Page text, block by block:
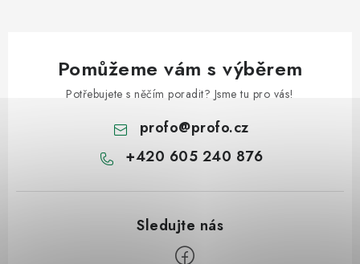
Pomůžeme vám s výběrem
Potřebujete s něčím poradit? Jsme tu pro vás!
profo@profo.cz
+420 605 240 876